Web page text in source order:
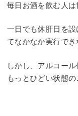
毎日お酒を飲む人は
一日でも休肝日を
てなかなか実行でき
しかし、アルコー
もっとひどい状態の